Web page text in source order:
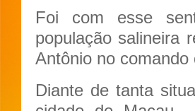
Foi com esse
população salineira
Antônio no
Diante de tanta